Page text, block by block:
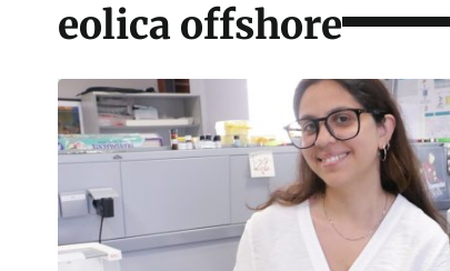
eolica offshore